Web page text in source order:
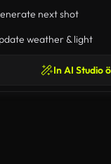
next shot
weather & light
In AI Studio